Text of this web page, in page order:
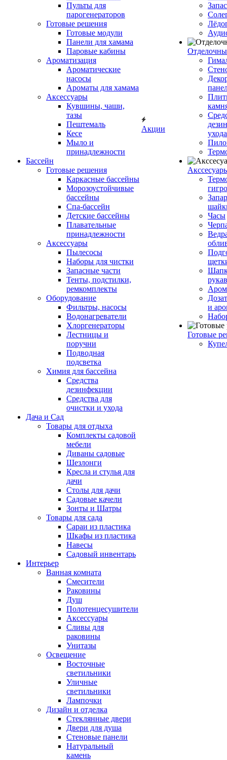
Пульты для
парогенераторов
Готовые решения
Готовые модули
Панели для хамама
Паровые кабины
Ароматизация
Ароматические
насосы
Ароматы для хамама
Аксессуары
Кувшины, чаши,
тазы
Пештемаль
Кесе
Мыло и
принадлежности
Бассейн
Готовые решения
Каркасные бассейны
Морозоустойчивые
бассейны
Спа-бассейн
Детские бассейны
Плавательные
принадлежности
Аксессуары
Пылесосы
Наборы для чистки
Запасные части
Тенты, подстилки,
ремкомплекты
Оборудование
Фильтры, насосы
Водонагреватели
Хлоргенераторы
Лестницы и
поручни
Подводная
подсветка
Химия для бассейна
Средства
дезинфекции
Средства для
очистки и ухода
Дача и Сад
Товары для отдыха
Комплекты садовой
мебели
Диваны садовые
Шезлонги
Кресла и стулья для
дачи
Столы для дачи
Садовые качели
Зонты и Шатры
Товары для сада
Сараи из пластика
Шкафы из пластика
Навесы
Садовый инвентарь
Интерьер
Ванная комната
Смесители
Раковины
Душ
Полотенцесушители
Аксессуары
Сливы для
раковины
Унитазы
Освещение
Восточные
светильники
Уличные
светильники
Лампочки
Дизайн и отделка
Стеклянные двери
Двери для душа
Стеновые панели
Натуральный
камень
Акции
ухода
Часы
и
Готовые